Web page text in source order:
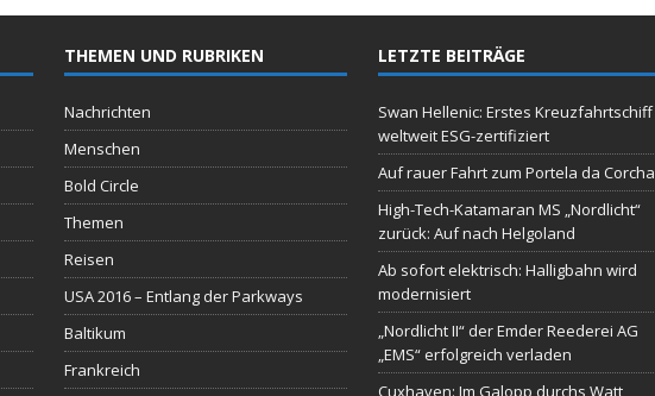
THEMEN UND RUBRIKEN
Nachrichten
Menschen
Bold Circle
Themen
Reisen
USA 2016 – Entlang der Parkways
Baltikum
Frankreich
LETZTE BEITRÄGE
Swan Hellenic: Erstes Kreuzfahrtschiff
weltweit ESG-zertifiziert
Auf rauer Fahrt zum Portela da Corcha
High-Tech-Katamaran MS „Nordlicht“
zurück: Auf nach Helgoland
Ab sofort elektrisch: Halligbahn wird
modernisiert
„Nordlicht II“ der Emder Reederei AG
„EMS“ erfolgreich verladen
Cuxhaven: Im Galopp durchs Watt